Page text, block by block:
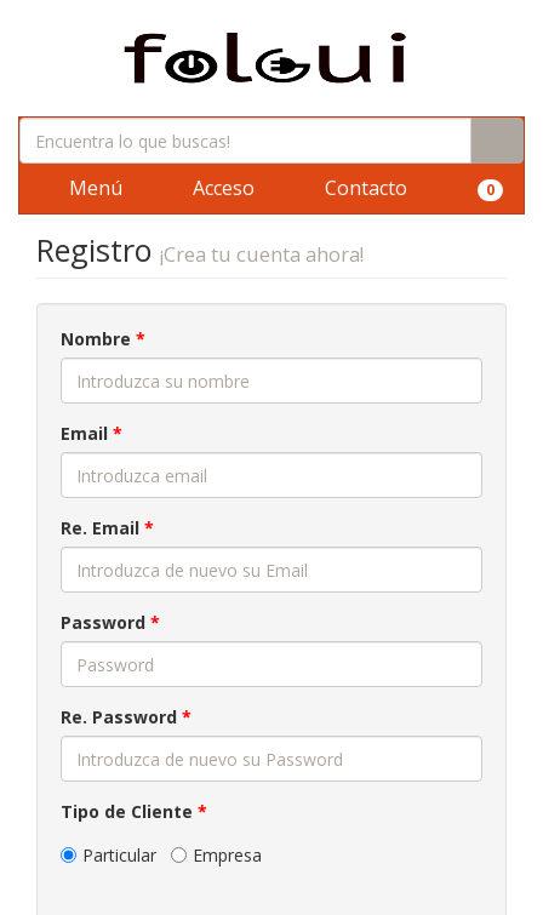
Menú Acceso Contacto 0
Registro ¡Crea tu cuenta ahora!
Nombre *
Email *
Re. Email *
Password *
Re. Password *
Tipo de Cliente *
Particular
Empresa